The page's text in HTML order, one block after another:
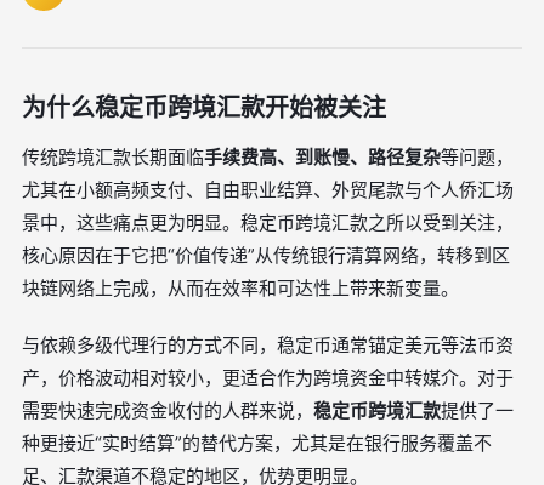
为什么稳定币跨境汇款开始被关注
传统跨境汇款长期面临手续费高、到账慢、路径复杂等问题，
尤其在小额高频支付、自由职业结算、外贸尾款与个人侨汇场
景中，这些痛点更为明显。稳定币跨境汇款之所以受到关注，
核心原因在于它把“价值传递”从传统银行清算网络，转移到区
块链网络上完成，从而在效率和可达性上带来新变量。
与依赖多级代理行的方式不同，稳定币通常锚定美元等法币资
产，价格波动相对较小，更适合作为跨境资金中转媒介。对于
需要快速完成资金收付的人群来说， 稳定币跨境汇款提供了一
种更接近“实时结算”的替代方案，尤其是在银行服务覆盖不
足、汇款渠道不稳定的地区，优势更明显。